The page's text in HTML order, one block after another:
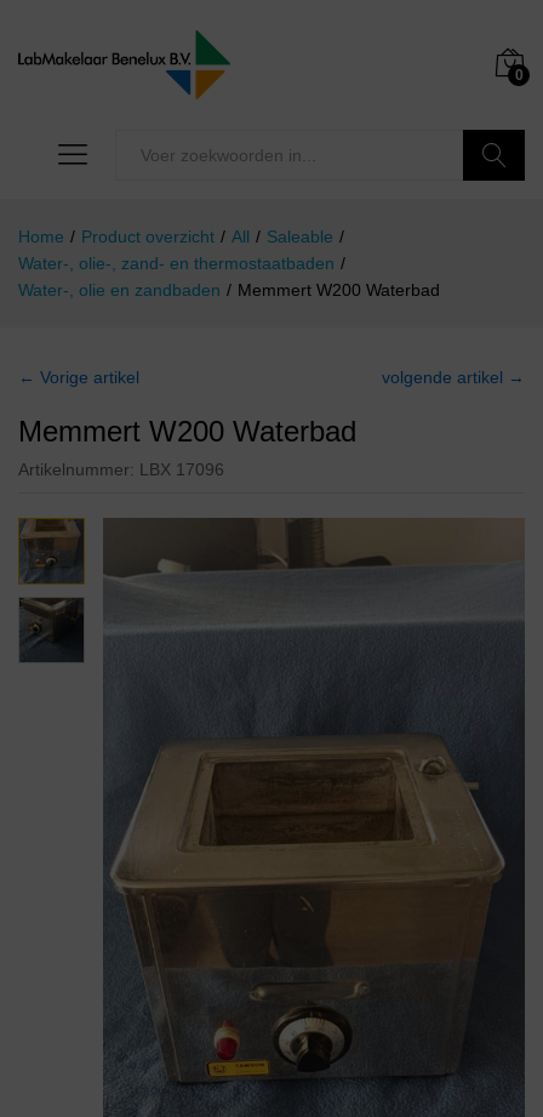
0
Home / Product overzicht / All / Saleable /
Water-, olie-, zand- en thermostaatbaden /
Water-, olie en zandbaden / Memmert W200 Waterbad
← Vorige artikel volgende artikel →
Memmert W200 Waterbad
Artikelnummer: LBX 17096